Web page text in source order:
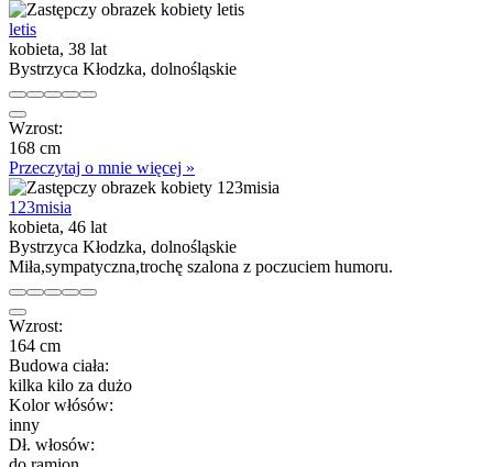
letis
kobieta, 38 lat
Bystrzyca Kłodzka, dolnośląskie
Wzrost:
168 cm
Przeczytaj o mnie więcej »
123misia
kobieta, 46 lat
Bystrzyca Kłodzka, dolnośląskie
Miła,sympatyczna,trochę szalona z poczuciem humoru.
Wzrost:
164 cm
Budowa ciała:
kilka kilo za dużo
Kolor włósów:
inny
Dł. włosów: